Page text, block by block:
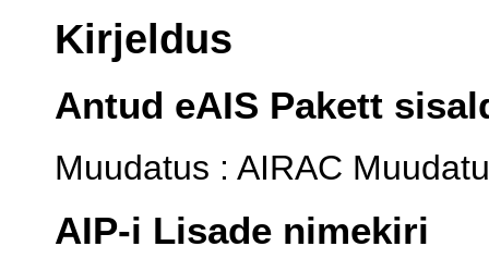
Kirjeldus
Antud eAIS Pakett
Muudatus : AIRAC
AIP-i Lisade nimekiri